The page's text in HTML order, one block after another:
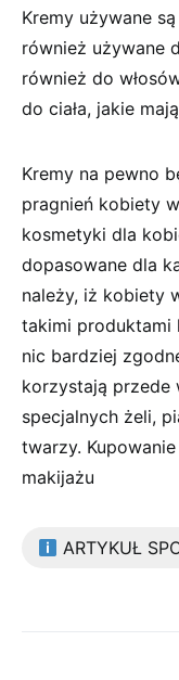
Kremy używane
również używane
również do
do ciała, jakie
Kremy na pewno
pragnień kobiety
kosmetyki dla
dopasowane dla
należy, iż kobiety
takimi produktami
nic bardziej
korzystają przede
specjalnych żeli,
twarzy.
makijażu
ARTYKUŁ